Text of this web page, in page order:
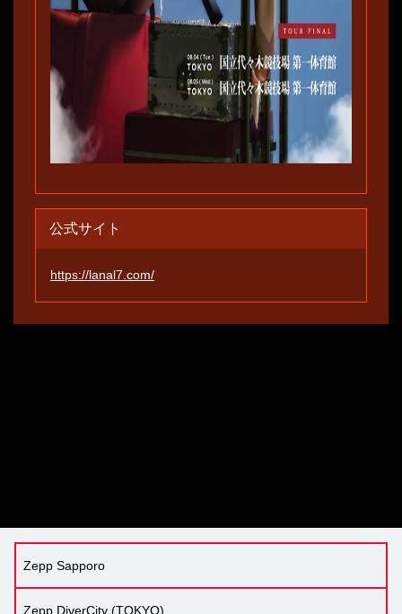
公式サイト
https://lanal7.com/
Zepp Sapporo
Zepp DiverCity (TOKYO)